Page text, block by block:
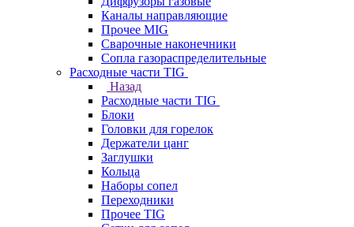
Каналы направляющие
Прочее MIG
Сварочные наконечники
Сопла газораспределительные
Расходные части TIG
Назад
Расходные части TIG
Блоки
Головки для горелок
Держатели цанг
Заглушки
Кольца
Наборы сопел
Переходники
Прочее TIG